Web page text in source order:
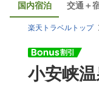
国内宿泊 交通＋
楽天トラベルトップ
小安峡